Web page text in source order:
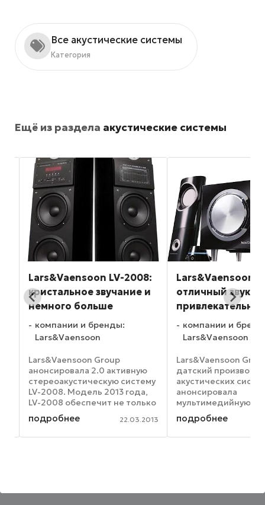
Все акустические системы
Категория
Ещё из раздела акустические системы
Lars&Vaensoon LV-2008:
кристальное звучание и
немного больше
компании и бренды:
Lars&Vaensoon
Lars&Vaensoon Group
анонсировала 2.0 активную
стереоакустическую систему
LV-2008. Модель 2013 года,
LV-2008 обеспечит не только
максимально качественный
звук уровня Hi-Fi, но и
обладает всеми
подробнее 22.03.2013
Lars&Vaensoon
отличный звук по
компании и
Lars&Vaensoon
Lars&Vaensoon
датский
акустических
анонсировала
мультимедийную
акустическую
2106. Активная
система 2.1. от
подробнее